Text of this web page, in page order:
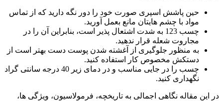
حین پاشش اسپری صورت خود را دور نگه دارید که از تماس
مواد با چشم هایتان مانع بعمل آورید.
چسب 123 به شدت اشتعال پذیر است، بنابراین آن را در
مجاروت شعله قرار ندهید.
به منظور جلوگیری از آغشته شدن پوست دست بهتر است از
دستکش مخصوص کار استفاده کنید.
چسب را در جایی مناسب و در دمای زیر 40 درجه سانتی گراد
نگهداری کنید.
در این مقاله نگاهی اجمالی به تاریخچه، فرمولاسیون، ویژگی ها،